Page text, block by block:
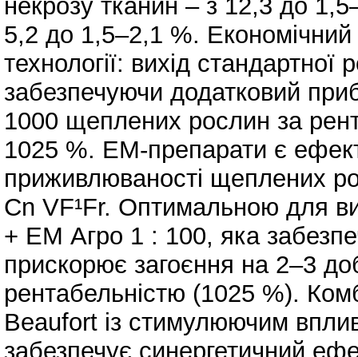
некрозу тканин – з 12,3 до
5,2 до 1,5–2,1 %. Економічний
технології: вихід
забезпечуючи додатковий
1000 щеплених рослин за
1025 %. ЕМ-препарати є
приживлюваності щеплених
Cn VF¹Fr. Оптимальною для
+ ЕМ Агро 1 : 100, яка
прискорює загоєння на 2–3
рентабельністю (1025 %).
Beaufort із стимулюючим
забезпечує синергетичний